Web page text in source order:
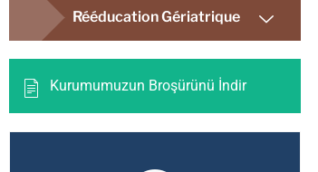
Rééducation Gériatrique
Kurumumuzun Broşürünü İndir